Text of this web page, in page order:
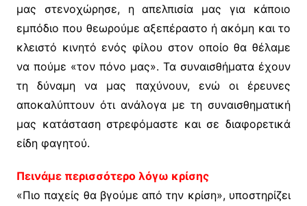
μας στενοχώρησε, η απελπισία μας για κάποιο
εμπόδιο που θεωρούμε αξεπέραστο ή ακόμη και το
κλειστό κινητό ενός φίλου στον οποίο θα θέλαμε
να πούμε «τον πόνο μας». Τα συναισθήματα έχουν
τη δύναμη να μας παχύνουν, ενώ οι έρευνες
αποκαλύπτουν ότι ανάλογα με τη συναισθηματική
μας κατάσταση στρεφόμαστε και σε διαφορετικά
είδη φαγητού.
Πεινάµε περισσότερο λόγω κρίσης
«Πιο παχείς θα βγούμε από την κρίση», υποστηρίζει